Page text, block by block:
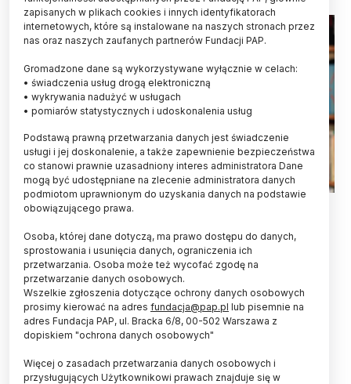
Na zdjęciu Szymon Smentek. Fot. archiwum własne
Stworzył przestrzeń do popularyzacji historii w
Słupsku i regionie dla studentów, doktorantów i
pracowników naukowych Akademii Pomorskiej.
„Obecnie ta samonapędzająca się +maszyna
popularyzująca naukę+ działa już bez mojej
ingerencji, wystarczyło ją tylko odpalić, bak już
dawno był zatankowany do pełna" – mówi
archiwista, bibliotekarz i historyk.
zapisanych w plikach cookies i innych identyfikatorach
internetowych, które są instalowane na naszych stronach przez
nas oraz naszych zaufanych partnerów Fundacji PAP.
Gromadzone dane są wykorzystywane wyłącznie w celach:
• świadczenia usług drogą elektroniczną
• wykrywania nadużyć w usługach
• pomiarów statystycznych i udoskonalenia usług
Podstawą prawną przetwarzania danych jest świadczenie
usługi i jej doskonalenie, a także zapewnienie bezpieczeństwa
co stanowi prawnie uzasadniony interes administratora Dane
mogą być udostępniane na zlecenie administratora danych
podmiotom uprawnionym do uzyskania danych na podstawie
obowiązującego prawa.
Osoba, której dane dotyczą, ma prawo dostępu do danych,
sprostowania i usunięcia danych, ograniczenia ich
przetwarzania. Osoba może też wycofać zgodę na
przetwarzanie danych osobowych.
Wszelkie zgłoszenia dotyczące ochrony danych osobowych
prosimy kierować na adres fundacja@pap.pl lub pisemnie na
adres Fundacja PAP, ul. Bracka 6/8, 00-502 Warszawa z
dopiskiem "ochrona danych osobowych"
Więcej o zasadach przetwarzania danych osobowych i
przysługujących Użytkownikowi prawach znajduje się w